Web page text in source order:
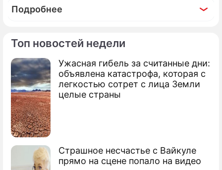
Топ новостей недели
Ужасная гибель за считанные дни:
объявлена катастрофа, которая с
легкостью сотрет с лица Земли
целые страны
Страшное несчастье с Вайкуле
прямо на сцене попало на видео
Подробнее
По теме
Марсу угрожает столкновение с
кометой
Открыта ярчайшая комета десятилетия
На Урале упал метеорит